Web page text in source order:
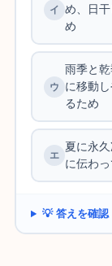
め、日
め
雨季と
に移動
るため
夏に永
に伝わ
💡 答えを確認